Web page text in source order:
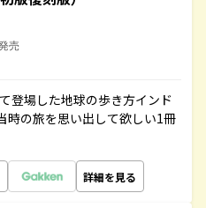
売
登場した地球の歩き方インド
の旅を思い出して欲しい1冊
詳細を見る